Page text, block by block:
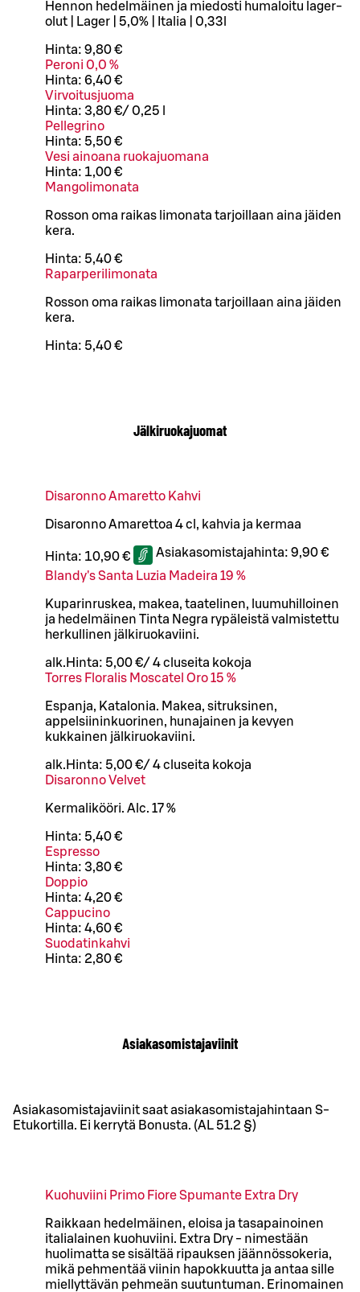
Hennon hedelmäinen ja miedosti humaloitu lager-
olut | Lager | 5,0% | Italia | 0,33l
Hinta: 9,80 €
Peroni 0,0 %
Hinta: 6,40 €
Virvoitusjuoma
Hinta: 3,80 €/ 0,25 l
Pellegrino
Hinta: 5,50 €
Vesi ainoana ruokajuomana
Hinta: 1,00 €
Mangolimonata
Rosson oma raikas limonata tarjoillaan aina jäiden
kera.
Hinta: 5,40 €
Raparperilimonata
Rosson oma raikas limonata tarjoillaan aina jäiden
kera.
Hinta: 5,40 €
Jälkiruokajuomat
Disaronno Amaretto Kahvi
Disaronno Amarettoa 4 cl, kahvia ja kermaa
Hinta: 10,90 € Asiakasomistajahinta: 9,90 €
Blandy's Santa Luzia Madeira 19 %
Kuparinruskea, makea, taatelinen, luumuhilloinen
ja hedelmäinen Tinta Negra rypäleistä valmistettu
herkullinen jälkiruokaviini.
alk. Hinta: 5,00 €/ 4 cl useita kokoja
Torres Floralis Moscatel Oro 15 %
Espanja, Katalonia. Makea, sitruksinen,
appelsiininkuorinen, hunajainen ja kevyen
kukkainen jälkiruokaviini.
alk. Hinta: 5,00 €/ 4 cl useita kokoja
Disaronno Velvet
Kermalikööri. Alc. 17 %
Hinta: 5,40 €
Espresso
Hinta: 3,80 €
Doppio
Hinta: 4,20 €
Cappucino
Hinta: 4,60 €
Suodatinkahvi
Hinta: 2,80 €
Asiakasomistajaviinit
Asiakasomistajaviinit saat asiakasomistajahintaan S-
Etukortilla. Ei kerrytä Bonusta. (AL 51.2 §)
Kuohuviini Primo Fiore Spumante Extra Dry
Raikkaan hedelmäinen, eloisa ja tasapainoinen
italialainen kuohuviini. Extra Dry - nimestään
huolimatta se sisältää ripauksen jäännössokeria,
mikä pehmentää viinin hapokkuutta ja antaa sille
miellyttävän pehmeän suutuntuman. Erinomainen